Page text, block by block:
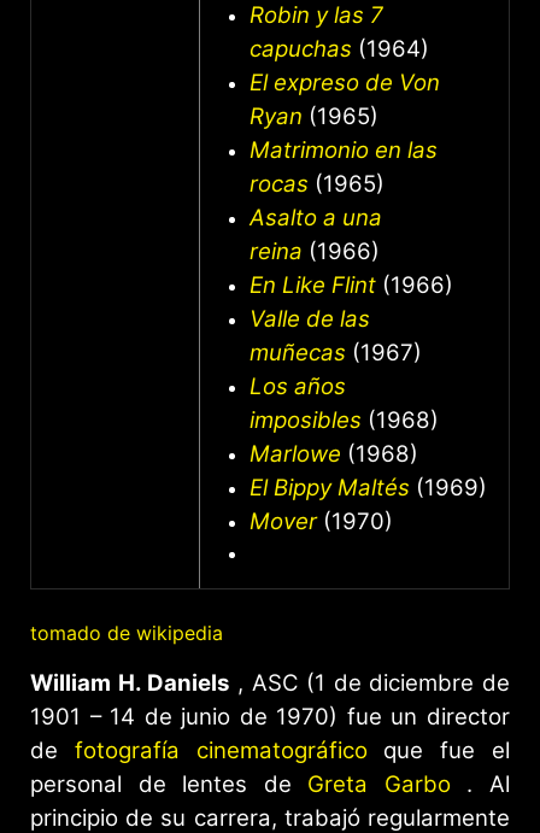
Robin y las 7
capuchas (1964)
El expreso de Von
Ryan (1965)
Matrimonio en las
rocas (1965)
Asalto a una
reina (1966)
En Like Flint (1966)
Valle de las
muñecas (1967)
Los años
imposibles (1968)
Marlowe (1968)
El Bippy Maltés (1969)
Mover(1970)
tomado de wikipedia
William H. Daniels , ASC (1 de diciembre de
1901 – 14 de junio de 1970) fue un director
de fotografía cinematográficoque fue el
personal de lentes de Greta Garbo. Al
principio de su carrera, trabajó regularmente